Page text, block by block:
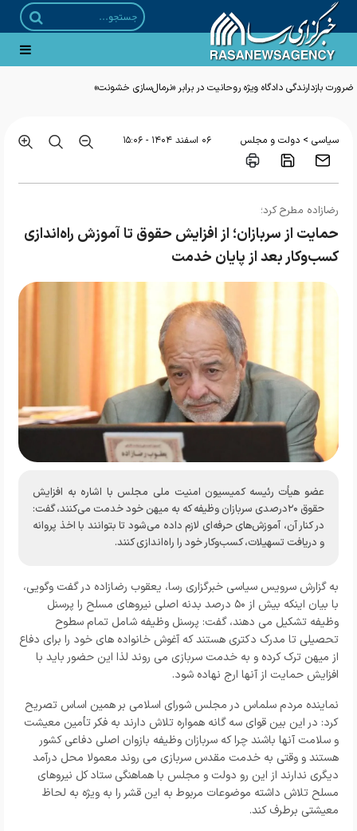
ضرورت بازدارندگی دادگاه ویژه روحانیت در برابر «نرمال‌سازی خشونت»
سیاسی > دولت و مجلس ۰۶ اسفند ۱۴۰۴ - ۱۵:۰۶
رضازاده مطرح کرد؛
حمایت از سربازان؛ از افزایش حقوق تا آموزش‌ راه‌اندازی
کسب‌وکار بعد از پایان خدمت
عضو هیأت رئیسه کمیسیون امنیت ملی مجلس با اشاره به افزایش
حقوق ۲۰درصدی سربازان وظیفه که به میهن خود خدمت می‌کنند، گفت:
در کنار آن، آموزش‌های حرفه‌ای لازم داده می‌شود تا بتوانند با اخذ پروانه
و دریافت تسهیلات، کسب‌وکار خود را راه‌اندازی کنند.
به گزارش سرویس سیاسی خبرگزاری رسا، یعقوب رضازاده در گفت وگویی،
با بیان اینکه بیش از ۵۰ درصد بدنه اصلی نیروهای مسلح را پرسنل
وظیفه تشکیل می دهند، گفت: پرسنل وظیفه شامل تمام سطوح
تحصیلی تا مدرک دکتری هستند که آغوش خانواده های خود را برای دفاع
از میهن ترک کرده و به خدمت سربازی می روند لذا این حضور باید با
افزایش حمایت از آنها ارج نهاده شود.
نماینده مردم سلماس در مجلس شورای اسلامی بر همین اساس تصریح
کرد: در این بین قوای سه گانه همواره تلاش دارند به فکر تأمین معیشت
و سلامت آنها باشند چرا که سربازان وظیفه بازوان اصلی دفاعی کشور
هستند و وقتی به خدمت مقدس سربازی می روند معمولا محل درآمد
دیگری ندارند از این رو دولت و مجلس با هماهنگی ستاد کل نیروهای
مسلح تلاش داشته موضوعات مربوط به این قشر را به ویژه به لحاظ
معیشتی برطرف کند.